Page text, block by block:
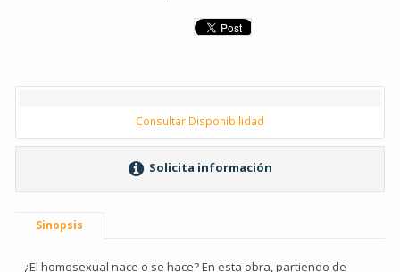
Consultar Disponibilidad
Solicita información
Sinopsis
¿El homosexual nace o se hace? En esta obra, partiendo de